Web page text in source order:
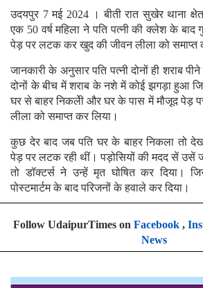
उदयपुर 7 मई 2024 । बीती रात सुखेर थाना
एक 50 वर्ष महिला ने पति पत्नी की क्लेश के
पेड़ पर लटक कर खुद की जीवन लीला को समाप्त
जानकारी के अनुसार पति पत्नी दोनों ही शराब
दोनों के बीच में शराब के नशे में कोई झगड़ा हुआ
घर से बाहर निकलेी और घर के पास में मौजूद
लीला को समाप्त कर लिया।
कुछ देर बाद जब पति घर के बाहर निकला तो
पेड़ पर लटक रही थीं। पड़ोसियों की मदद सें उसें
तो डॉक्टर्स ने उन्हें मृत घोषित कर दिया।
पोस्टमार्टम के बाद परिजनों के हवाले कर दिया।
Follow UdaipurTimes on Facebook,
News